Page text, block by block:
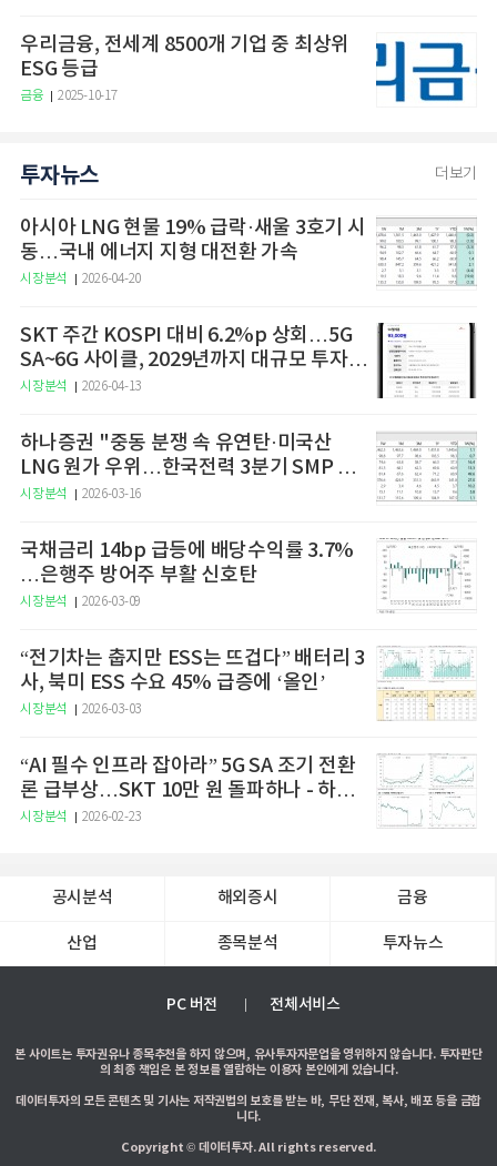
우리금융, 전세계 8500개 기업 중 최상위
ESG 등급
금융 2025-10-17
투자뉴스 더보기
아시아 LNG 현물 19% 급락·새울 3호기 시
동…국내 에너지 지형 대전환 가속
시장분석 2026-04-20
SKT 주간 KOSPI 대비 6.2%p 상회…5G
SA~6G 사이클, 2029년까지 대규모 투자
예고
시장분석 2026-04-13
하나증권 "중동 분쟁 속 유연탄·미국산
LNG 원가 우위…한국전력 3분기 SMP 상
승 전망"
시장분석 2026-03-16
국채금리 14bp 급등에 배당수익률 3.7%
…은행주 방어주 부활 신호탄
시장분석 2026-03-09
“전기차는 춥지만 ESS는 뜨겁다” 배터리 3
사, 북미 ESS 수요 45% 급증에 ‘올인’
시장분석 2026-03-03
“AI 필수 인프라 잡아라” 5G SA 조기 전환
론 급부상…SKT 10만 원 돌파하나 - 하나
증권
시장분석 2026-02-23
공시분석 해외증시 금융
산업 종목분석 투자뉴스
PC 버전 전체서비스
본 사이트는 투자권유나 종목추천을 하지 않으며, 유사투자자문업을 영위하지 않습니다. 투자판단
의 최종 책임은 본 정보를 열람하는 이용자 본인에게 있습니다.
데이터투자의 모든 콘텐츠 및 기사는 저작권법의 보호를 받는 바, 무단 전재, 복사, 배포 등을 금합
니다.
Copyright © 데이터투자. All rights reserved.